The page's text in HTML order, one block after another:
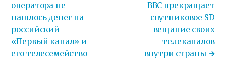
оператора не
нашлось денег на
российский
«Первый канал» и
его телесемейство
BBC прекращает
спутниковое SD
вещание своих
телеканалов
внутри страны